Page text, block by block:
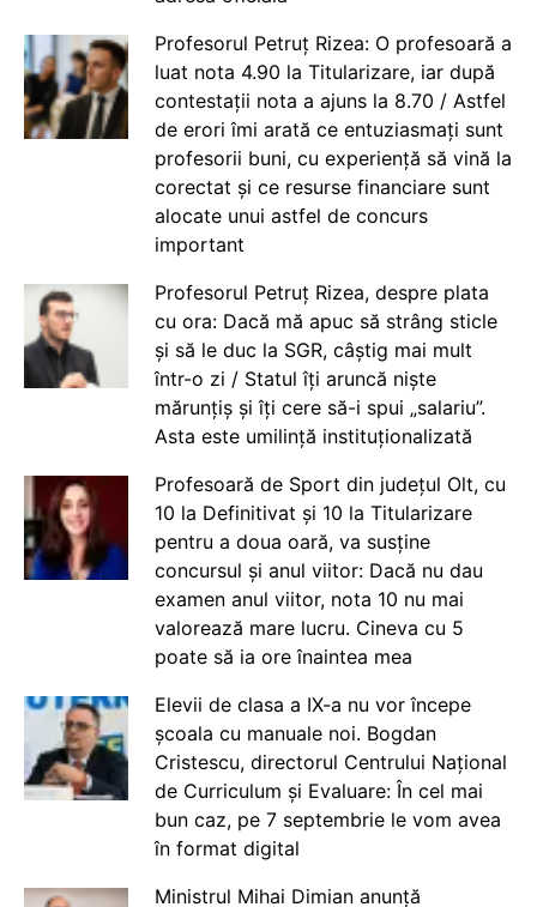
Profesorul Petruț Rizea: O profesoară a
luat nota 4.90 la Titularizare, iar după
contestații nota a ajuns la 8.70 / Astfel
de erori îmi arată ce entuziasmați sunt
profesorii buni, cu experiență să vină la
corectat și ce resurse financiare sunt
alocate unui astfel de concurs
important
Profesorul Petruț Rizea, despre plata
cu ora: Dacă mă apuc să strâng sticle
și să le duc la SGR, câștig mai mult
într-o zi / Statul îți aruncă niște
mărunțiș și îți cere să-i spui „salariu”.
Asta este umilință instituționalizată
Profesoară de Sport din județul Olt, cu
10 la Definitivat și 10 la Titularizare
pentru a doua oară, va susține
concursul și anul viitor: Dacă nu dau
examen anul viitor, nota 10 nu mai
valorează mare lucru. Cineva cu 5
poate să ia ore înaintea mea
Elevii de clasa a IX-a nu vor începe
școala cu manuale noi. Bogdan
Cristescu, directorul Centrului Național
de Curriculum și Evaluare: În cel mai
bun caz, pe 7 septembrie le vom avea
în format digital
Ministrul Mihai Dimian anunță